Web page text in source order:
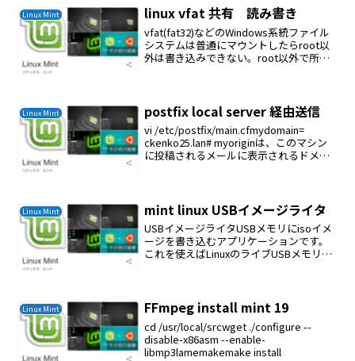
Linux Mint linux vfat 共有 読み書き
vfat(fat32)などのWindows系統ファイル
システムは普通にマウントしたらroot以
外は書き込みできない。root以外で所属
Linux Mint postfix local server 経由送信
vi /etc/postfix/main.cfmydomain=
ckenko25.lan# myoriginは、このマシン
に投稿されるメールに表示されるドメイ
Linux Mint mint linux USBイメージライタ
USBイメージライタUSBメモリにisoイメ
ージを書き込むアプリケーションです。
これを使えばLinuxのライブUSBメモリを
Linux Mint FFmpeg install mint 19
cd /usr/local/srcwget ./configure --
disable-x86asm --enable-
libmp3lamemakemake install